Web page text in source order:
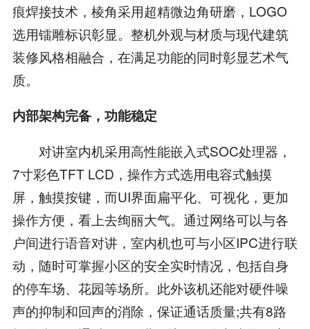
痕焊接技术，棱角采用超精微边角研磨，LOGO
选用镭雕标识彰显。整机外观与材质与现代建筑
装修风格相融合，在满足功能的同时彰显艺术气
质。
内部架构完备，功能稳定
对讲室内机采用高性能嵌入式SOC处理器，
7寸彩色TFT LCD，操作方式选用电容式触摸
屏，触摸按键，而UI界面扁平化、可视化，更加
操作方便，看上去绚丽大气。通过网络可以与各
户间进行语音对讲，室内机也可与小区IPC进行联
动，随时可掌握小区的安全实时情况，包括自身
的停车场、花园等场所。此外该机还能对硬件噪
声的抑制和回声的消除，保证通话质量;共有8路